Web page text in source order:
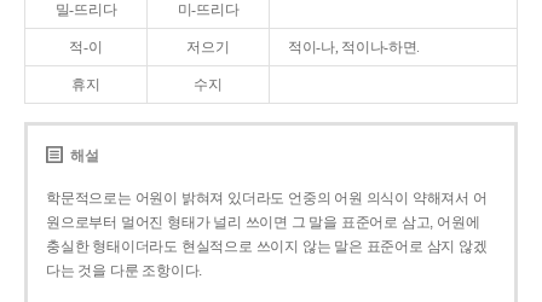
밀-뜨리다 미-뜨리다
적-이 저으기 적이-나, 적이나-하면.
휴지 수지
해설
학문적으로는 어원이 밝혀져 있더라도 언중의 어원 의식이 약해져서 어
원으로부터 멀어진 형태가 널리 쓰이면 그 말을 표준어로 삼고, 어원에
충실한 형태이더라도 현실적으로 쓰이지 않는 말은 표준어로 삼지 않겠
다는 것을 다룬 조항이다.